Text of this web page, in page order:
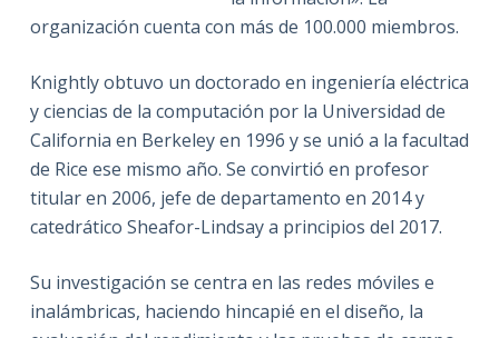
organización cuenta con más de 100.000 miembros.
Knightly obtuvo un doctorado en ingeniería eléctrica
y ciencias de la computación por la Universidad de
California en Berkeley en 1996 y se unió a la facultad
de Rice ese mismo año. Se convirtió en profesor
titular en 2006, jefe de departamento en 2014 y
catedrático Sheafor-Lindsay a principios del 2017.
Su investigación se centra en las redes móviles e
inalámbricas, haciendo hincapié en el diseño, la